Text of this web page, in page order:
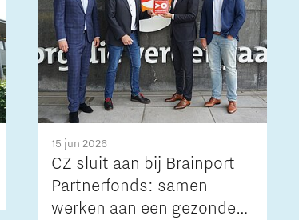
15 jun 2026
CZ sluit aan bij Brainport
Partnerfonds: samen
werken aan een gezonde